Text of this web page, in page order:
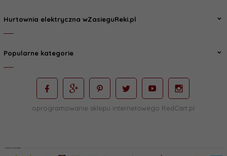
Hurtownia elektryczna wZasieguReki.pl
Popularne kategorie
oprogramowanie sklepu internetowego RedCart.pl